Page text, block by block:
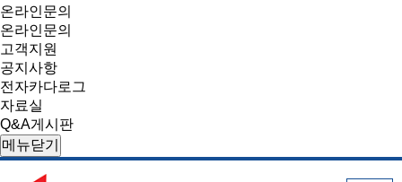
온라인문의
온라인문의
고객지원
공지사항
전자카다로그
자료실
Q&A게시판
메뉴닫기